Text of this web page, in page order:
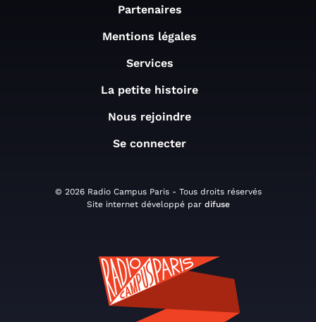
Partenaires
Mentions légales
Services
La petite histoire
Nous rejoindre
Se connecter
© 2026 Radio Campus Paris - Tous droits réservés
Site internet développé par difuse